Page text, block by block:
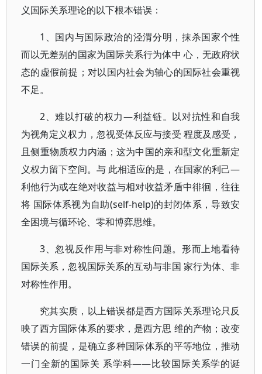
义国际关系理论的以下根本错误：
1、国内与国际政治的泾渭分明，抹杀国家个性
而以无差别的国家为国际关系行为体中 心，无政府状
态的虚假前提；对以国内社会为轴心的国际社会重视
不足。
2、难以打破的权力—利益链。以对抗性和自我
为视角定义权力，忽视受体反应与接受 程度及感受，
且侧重物质权力内涵；这为中国的亲和型文化重新定
义权力留下空间。与 此相适应的是，在国家的利己—
利他行为或在绝对收益与相对收益矛盾中徘徊，往往
将 国际体系视为自助(self-help)的封闭体系，导致安
全困境与循环论、零和博弈思维。
3、忽视反作用与非对称性问题。形而上地看待
国际关系，忽视国际关系的互动与非国 家行为体、非
对称性作用。
究其实质，以上错误都是西方国际关系理论只反
映了西方国际体系的要求，是西方思 维的产物；改变
错误的前提，是确立多种国际体系的平等地位，推动
一门全新的国际关 系学科——比较国际关系学的诞